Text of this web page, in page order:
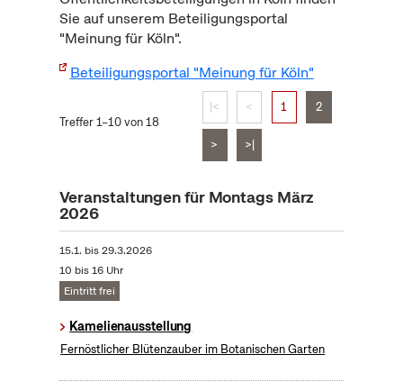
Sie auf unserem Beteiligungsportal
"Meinung für Köln".
Beteiligungsportal "Meinung für Köln"
Treffer 1–10 von 18
|< < 1 2
> >|
Veranstaltungen für Montags März
2026
15.1. bis29.3.2026
10 bis 16 Uhr
Eintritt frei
Kamelienausstellung
Fernöstlicher Blütenzauber im Botanischen Garten